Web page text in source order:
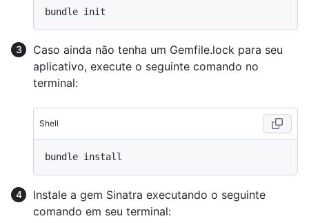
Caso ainda não tenha um Gemfile.lock para seu
aplicativo, execute o seguinte comando no
terminal:
Shell
Instale a gem Sinatra executando o seguinte
comando em seu terminal: